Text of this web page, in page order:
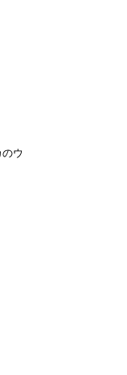
ウ